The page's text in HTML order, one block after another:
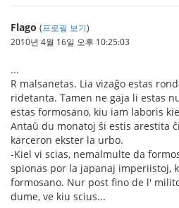
Flago (프로필 보기)
2010년 4월 16일 오후 10:25:03
...
R malsanetas. Lia vizaĝo estas
ridetanta. Tamen ne gaja li estas
estas formosano, kiu iam laboris
Antaŭ du monatoj ŝi estis arestita
karceron ekster la urbo.
-Kiel vi scias, nemalmulte da
spionas por la japanaj imperiistoj,
formosano. Nur post fino de l'
dume, ve kiu scius...